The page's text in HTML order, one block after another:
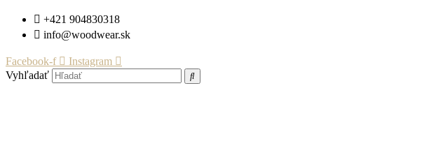
Preskočiť+421 904830318
info@woodwear.sk
Facebook-f
Instagram
Vyhľadať